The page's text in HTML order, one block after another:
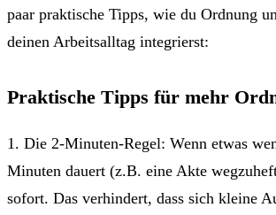
paar praktische Tipps, wie du Ordnung
deinen Arbeitsalltag integrierst:
Praktische Tipps für mehr
1. Die 2-Minuten-Regel: Wenn etwas
Minuten dauert (z.B. eine Akte
sofort. Das verhindert, dass sich kleine